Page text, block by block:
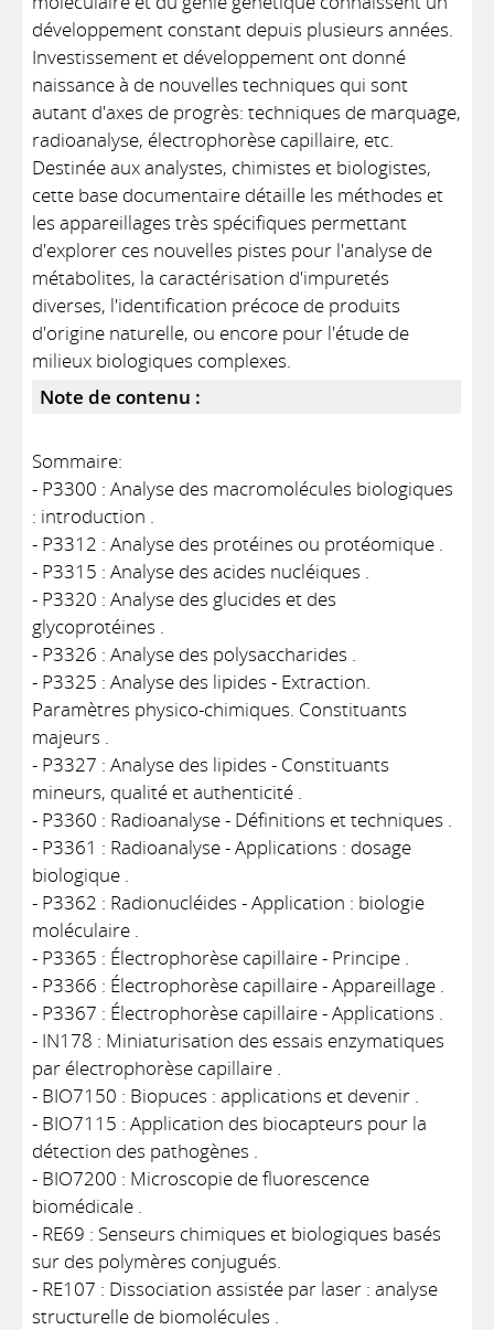
développement constant depuis plusieurs années.
Investissement et développement ont donné
naissance à de nouvelles techniques qui sont
autant d'axes de progrès: techniques de marquage,
radioanalyse, électrophorèse capillaire, etc.
Destinée aux analystes, chimistes et biologistes,
cette base documentaire détaille les méthodes et
les appareillages très spécifiques permettant
d'explorer ces nouvelles pistes pour l'analyse de
métabolites, la caractérisation d'impuretés
diverses, l'identification précoce de produits
d'origine naturelle, ou encore pour l'étude de
milieux biologiques complexes.
Note de contenu :
Sommaire:
- P3300 : Analyse des macromolécules biologiques
: introduction .
- P3312 : Analyse des protéines ou protéomique .
- P3315 : Analyse des acides nucléiques .
- P3320 : Analyse des glucides et des
glycoprotéines .
- P3326 : Analyse des polysaccharides .
- P3325 : Analyse des lipides - Extraction.
Paramètres physico-chimiques. Constituants
majeurs .
- P3327 : Analyse des lipides - Constituants
mineurs, qualité et authenticité .
- P3360 : Radioanalyse - Définitions et techniques .
- P3361 : Radioanalyse - Applications : dosage
biologique .
- P3362 : Radionucléides - Application : biologie
moléculaire .
- P3365 : Électrophorèse capillaire - Principe .
- P3366 : Électrophorèse capillaire - Appareillage .
- P3367 : Électrophorèse capillaire - Applications .
- IN178 : Miniaturisation des essais enzymatiques
par électrophorèse capillaire .
- BIO7150 : Biopuces : applications et devenir .
- BIO7115 : Application des biocapteurs pour la
détection des pathogènes .
- BIO7200 : Microscopie de fluorescence
biomédicale .
- RE69 : Senseurs chimiques et biologiques basés
sur des polymères conjugués.
- RE107 : Dissociation assistée par laser : analyse
structurelle de biomolécules .